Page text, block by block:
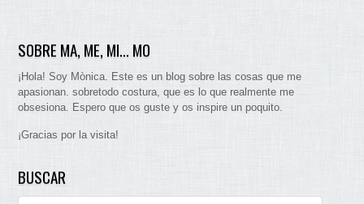
SOBRE MA, ME, MI… MO
¡Hola! Soy Mònica. Este es un blog sobre las cosas que me
apasionan. sobretodo costura, que es lo que realmente me
obsesiona. Espero que os guste y os inspire un poquito.
¡Gracias por la visita!
BUSCAR